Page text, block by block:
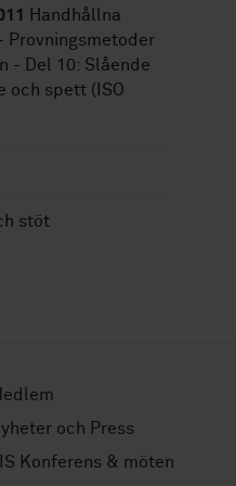
Handhållna
Provningsmetoder
- Del 10: Slående
och spett (ISO
stöt
och Press
Konferens & möten